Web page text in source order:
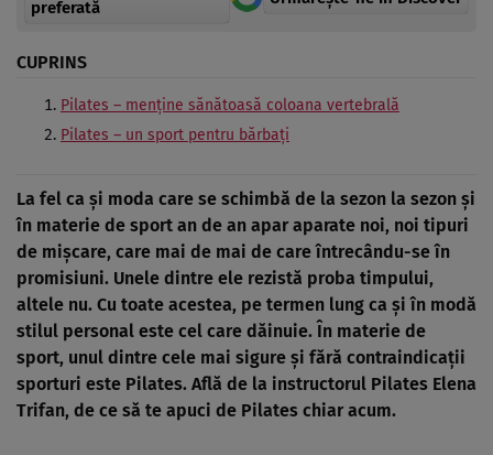
preferată
CUPRINS
Pilates – menţine sănătoasă coloana vertebrală
Pilates – un sport pentru bărbaţi
La fel ca şi moda care se schimbă de la sezon la sezon şi
în materie de sport an de an apar aparate noi, noi tipuri
de mişcare, care mai de mai de care întrecându-se în
promisiuni. Unele dintre ele rezistă proba timpului,
altele nu. Cu toate acestea, pe termen lung ca şi în modă
stilul personal este cel care dăinuie. În materie de
sport, unul dintre cele mai sigure şi fără contraindicaţii
sporturi este Pilates. Află de la instructorul Pilates Elena
Trifan, de ce să te apuci de Pilates chiar acum.